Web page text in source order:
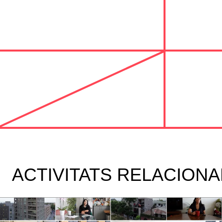
ACTIVITATS